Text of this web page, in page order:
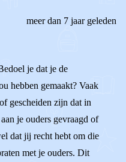
meer dan 7 jaar geleden
je dat je de
hebben gemaakt? Vaak
gescheiden zijn dat in
je ouders gevraagd of
dat jij recht hebt om die
met je ouders. Dit